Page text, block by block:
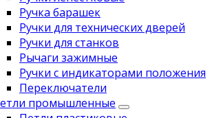
Ручка барашек
Ручки для технических дверей
Ручки для станков
Рычаги зажимные
Ручки с индикаторами положения
Переключатели
промышленные